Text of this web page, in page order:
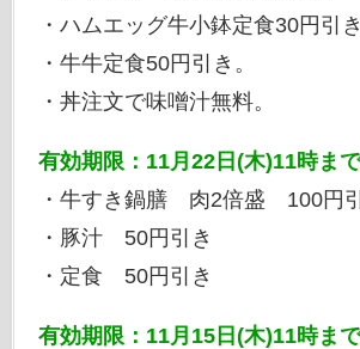
・ハムエッグ牛小鉢定食30円引き
・牛牛定食50円引き。
・丼注文で味噌汁無料。
有効期限：11月22日(木)11時まで
・牛すき鍋膳 肉2倍盛 100円
・豚汁 50円引き
・定食 50円引き
有効期限：11月15日(木)11時まで